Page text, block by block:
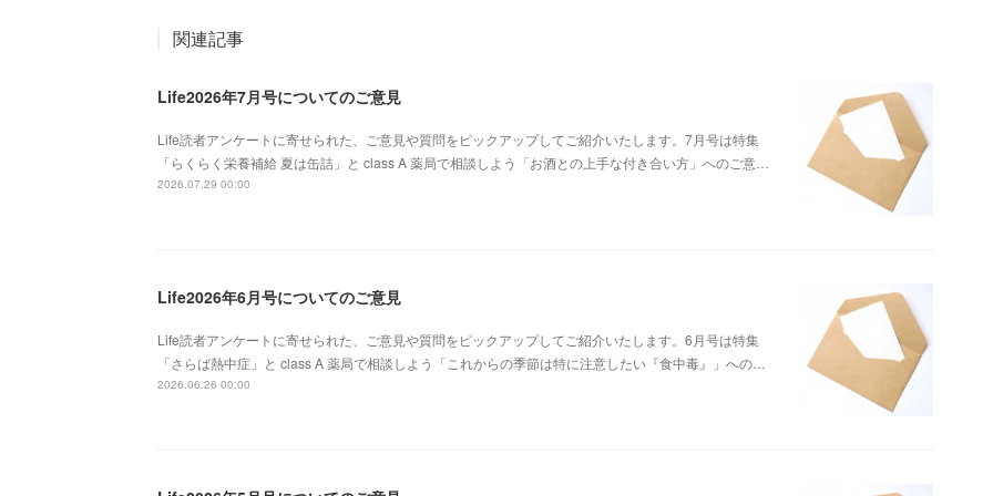
関連記事
Life2026年7月号についてのご意見
Life読者アンケートに寄せられた、ご意見や質問をピックアップしてご紹介いたします。7月号は特集
「らくらく栄養補給 夏は缶詰」と class A 薬局で相談しよう「お酒との上手な付き合い方」へのご意…
2026.07.29 00:00
Life2026年6月号についてのご意見
Life読者アンケートに寄せられた、ご意見や質問をピックアップしてご紹介いたします。6月号は特集
「さらば熱中症」と class A 薬局で相談しよう「これからの季節は特に注意したい『食中毒』」への…
2026.06.26 00:00